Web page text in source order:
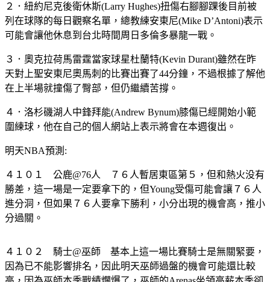
２．紐約尼克後衛休斯(Larry Hughes)扭傷右腳腳踝後目前被
列在球隊的每日觀察名單，總教練安東尼(Mike D’Antoni)表示
可能會讓他休息到台北時間周日多倫多暴龍一戰。
３．奧克拉荷馬雷霆當家球星杜蘭特(Kevin Durant)雖然在昨
天對上聖安東尼奧馬刺的比賽出賽了44分鐘，不過根據了解他
在上半場就撞傷了臀部，但仍繼續苦撐。
４．洛杉磯湖人中鋒拜能(Andrew Bynum)膝傷已經開始小範
圍練球，他在自己的個人網站上表示將會在本週復出。
明天NBA預測:
４１０１ 公鹿@76人 ７６人暫居東區第５，但和熱火没有
勝差，這一場是一定要拿下的，但Young受傷可能會讓７６人
進分洞，但如果７６人要拿下勝利，小分出現的機會高，推小
分過關。
４１０２ 騎士@巫師 基本上這一場比賽騎士是無關緊要，
因為已不能影響排名，因此明天巫師過盤的機會可能還比較